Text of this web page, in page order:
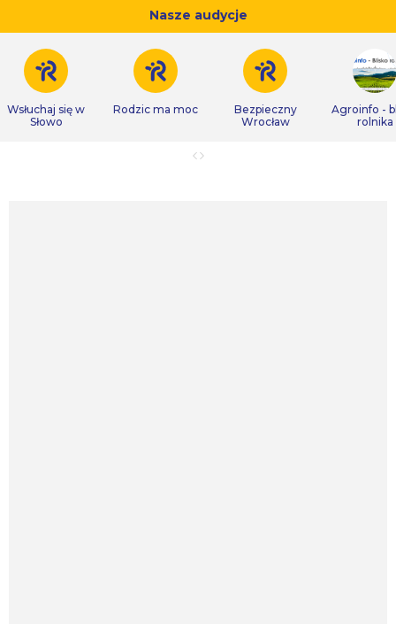
Nasze audycje
Wsłuchaj się w
Słowo
Rodzic ma moc
Bezpieczny
Wrocław
Agroinfo -
rolnika